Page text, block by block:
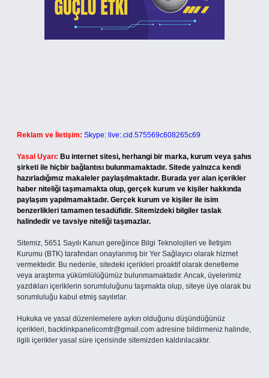
Reklam ve İletişim: Skype: live:.cid.575569c608265c69
Yasal Uyarı: Bu internet sitesi, herhangi bir marka, kurum veya şahıs
şirketi ile hiçbir bağlantısı bulunmamaktadır. Sitede yalnızca kendi
hazırladığımız makaleler paylaşılmaktadır. Burada yer alan içerikler
haber niteliği taşımamakta olup, gerçek kurum ve kişiler hakkında
paylaşım yapılmamaktadır. Gerçek kurum ve kişiler ile isim
benzerlikleri tamamen tesadüfidir. Sitemizdeki bilgiler taslak
halindedir ve tavsiye niteliği taşımazlar.
Sitemiz, 5651 Sayılı Kanun gereğince Bilgi Teknolojileri ve İletişim
Kurumu (BTK) tarafından onaylanmış bir Yer Sağlayıcı olarak hizmet
vermektedir. Bu nedenle, sitedeki içerikleri proaktif olarak denetleme
veya araştırma yükümlülüğümüz bulunmamaktadır. Ancak, üyelerimiz
yazdıkları içeriklerin sorumluluğunu taşımakta olup, siteye üye olarak bu
sorumluluğu kabul etmiş sayılırlar.
Hukuka ve yasal düzenlemelere aykırı olduğunu düşündüğünüz
içerikleri, backlinkpanelicomtr@gmail.com adresine bildirmeniz halinde,
ilgili içerikler yasal süre içerisinde sitemizden kaldırılacaktır.